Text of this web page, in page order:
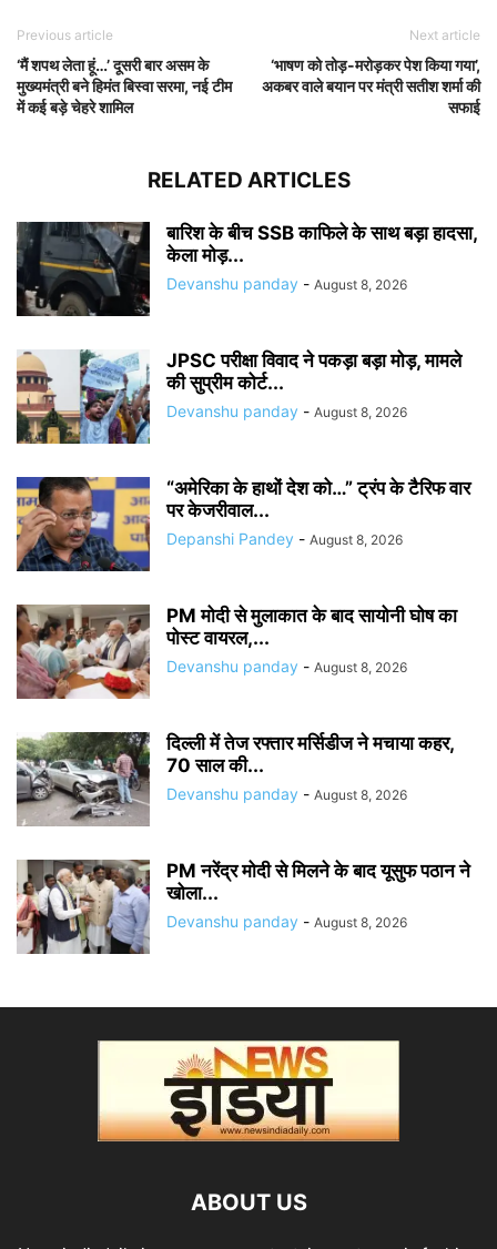
Previous article
‘मैं शपथ लेता हूं…’ दूसरी बार असम के
मुख्यमंत्री बने हिमंत बिस्वा सरमा, नई टीम
में कई बड़े चेहरे शामिल
Next article
‘भाषण को तोड़-मरोड़कर पेश किया गया’,
अकबर वाले बयान पर मंत्री सतीश शर्मा की
सफाई
RELATED ARTICLES
बारिश के बीच SSB काफिले के साथ बड़ा हादसा,
केला मोड़...
Devanshu panday - August 8, 2026
JPSC परीक्षा विवाद ने पकड़ा बड़ा मोड़, मामले
की सुप्रीम कोर्ट...
Devanshu panday - August 8, 2026
“अमेरिका के हाथों देश को…” ट्रंप के टैरिफ वार
पर केजरीवाल...
Depanshi Pandey - August 8, 2026
PM मोदी से मुलाकात के बाद सायोनी घोष का
पोस्ट वायरल,...
Devanshu panday - August 8, 2026
दिल्ली में तेज रफ्तार मर्सिडीज ने मचाया कहर,
70 साल की...
Devanshu panday - August 8, 2026
PM नरेंद्र मोदी से मिलने के बाद यूसुफ पठान ने
खोला...
Devanshu panday - August 8, 2026
ABOUT US